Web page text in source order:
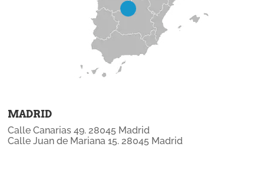
MADRID
Calle Canarias 49. 28045 Madrid
Calle Juan de Mariana 15. 28045 Madrid